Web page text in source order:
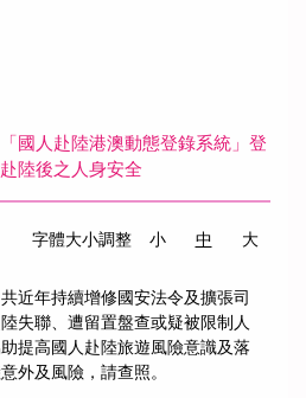
國人赴陸港澳動態登錄系統」登
陸後之人身安全
字體大小調整 小 中
大
近年持續增修國安法令及擴張司
失聯、遭留置盤查或疑被限制人
提高國人赴陸旅遊風險意識及落
外及風險，請查照。